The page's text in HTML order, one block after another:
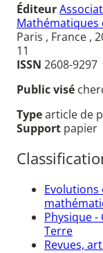
Éditeur
Mathématiques
Paris , France ,
11
ISSN 2608-9297
Public visé
Typearticle de
Support papier
Evolutions
Physique -
Terre
Revues,